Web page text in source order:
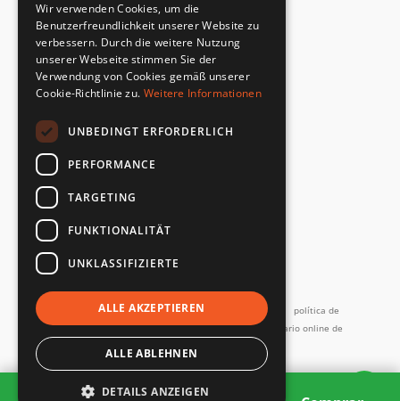
2 products
Cumplimiento de la norma de seguridad
DEVOLUCIONES RÁPIDAS Y SENCILLAS
Servicio de devoluciones
DIRECTAMENTE DEL FABRICANTE
Control de calidad especial
Imprimir Términos y Condiciones Términos de servicio
política de
privacidad
Contacto Política de devoluciones
Formulario online de
desistimiento
Todos los precios incl. IVA
Copyright SMARTBett GmbH © 2026
y más...
Wir verwenden Cookies, um die
Benutzerfreundlichkeit unserer Website zu
verbessern. Durch die weitere Nutzung
unserer Webseite stimmen Sie der
Verwendung von Cookies gemäß unserer
Cookie-Richtlinie zu. Weitere Informationen
UNBEDINGT ERFORDERLICH
PERFORMANCE
TARGETING
FUNKTIONALITÄT
UNKLASSIFIZIERTE
ALLE AKZEPTIEREN
ALLE ABLEHNEN
DETAILS ANZEIGEN